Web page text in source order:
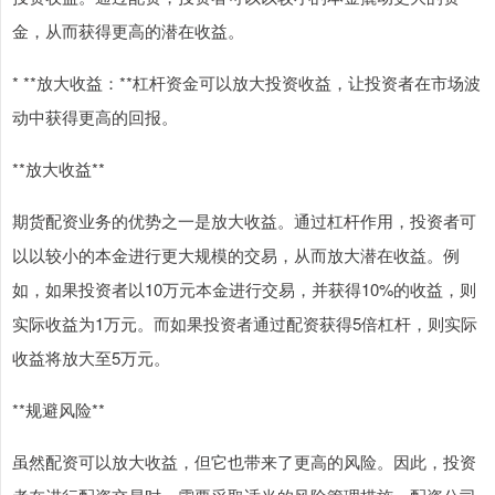
金，从而获得更高的潜在收益。
* **放大收益：**杠杆资金可以放大投资收益，让投资者在市场波
动中获得更高的回报。
**放大收益**
期货配资业务的优势之一是放大收益。通过杠杆作用，投资者可
以以较小的本金进行更大规模的交易，从而放大潜在收益。例
如，如果投资者以10万元本金进行交易，并获得10%的收益，则
实际收益为1万元。而如果投资者通过配资获得5倍杠杆，则实际
收益将放大至5万元。
**规避风险**
虽然配资可以放大收益，但它也带来了更高的风险。因此，投资